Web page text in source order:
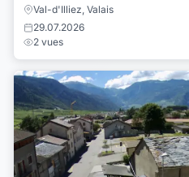
Val-d'Illiez, Valais
29.07.2026
2 vues